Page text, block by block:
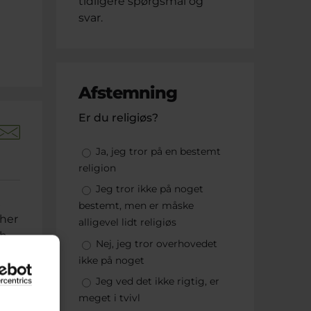
svar.
Afstemning
Er du religiøs?
Valgmuligheder
Ja, jeg tror på en bestemt
religion
Jeg tror ikke på noget
bestemt, men er måske
alligevel lidt religiøs
Nej, jeg tror overhovedet
ikke på noget
Jeg ved det ikke rigtig, er
meget i tvivl